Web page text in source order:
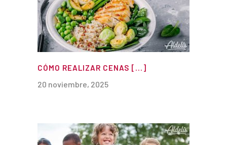
CÓMO REALIZAR CENAS [...]
20 noviembre, 2025